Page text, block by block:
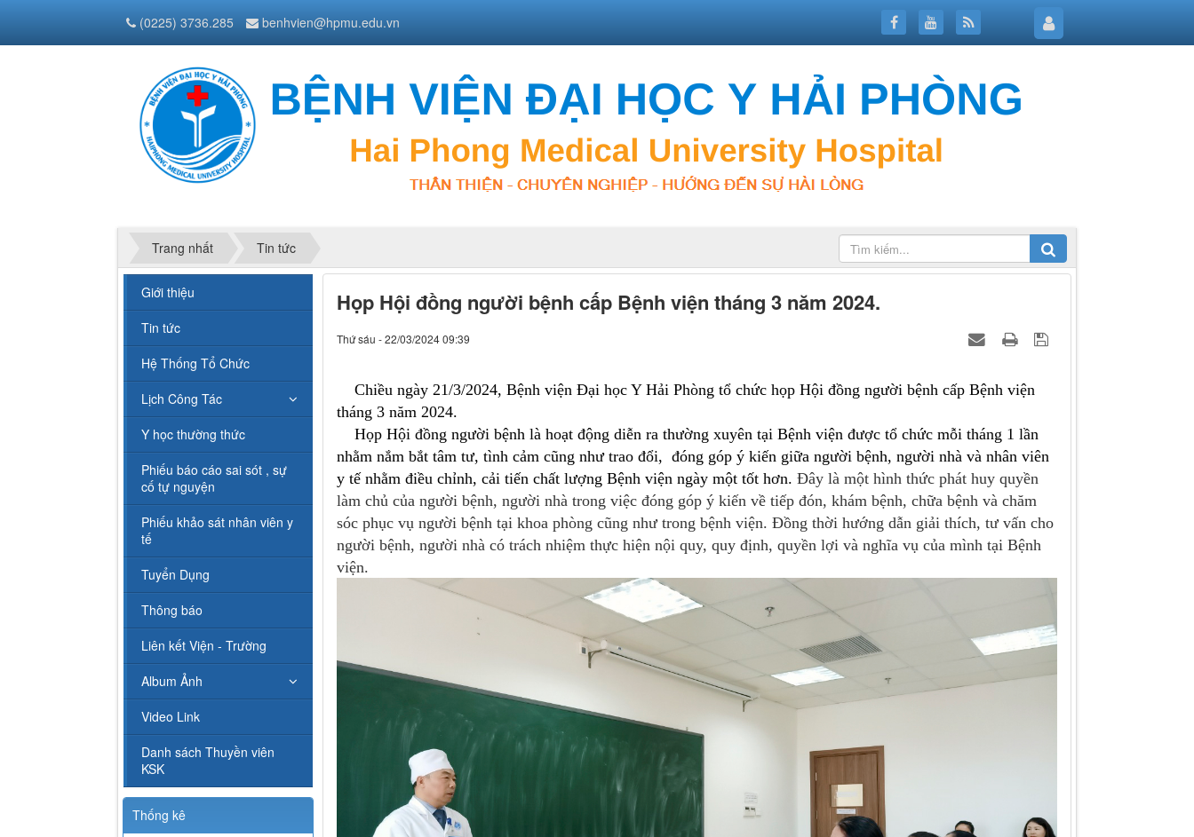
(0225) 3736.285 benhvien@hpmu.edu.vn
Trang nhất Tin tức
Họp Hội đồng người bệnh cấp Bệnh viện tháng 3 năm 2024.
Thứ sáu - 22/03/2024 09:39
Chiều ngày 21/3/2024, Bệnh viện Đại học Y Hải Phòng tổ chức họp Hội đồng người bệnh cấp Bệnh viện
tháng 3 năm 2024.
Họp Hội đồng người bệnh là hoạt động diễn ra thường xuyên tại Bệnh viện được tổ chức mỗi tháng 1 lần
nhằm nắm bắt tâm tư, tình cảm cũng như trao đổi, đóng góp ý kiến giữa người bệnh, người nhà và nhân viên
y tế nhằm điều chỉnh, cải tiến chất lượng Bệnh viện ngày một tốt hơn. Đây là một hình thức phát huy quyền
làm chủ của người bệnh, người nhà trong việc đóng góp ý kiến về tiếp đón, khám bệnh, chữa bệnh và chăm
sóc phục vụ người bệnh tại khoa phòng cũng như trong bệnh viện. Đồng thời hướng dẫn giải thích, tư vấn cho
người bệnh, người nhà có trách nhiệm thực hiện nội quy, quy định, quyền lợi và nghĩa vụ của mình tại Bệnh
viện.
Giới thiệu
Tin tức
Hệ Thống Tổ Chức
Lịch Công Tác
Y học thường thức
Phiếu báo cáo sai sót , sự
cố tự nguyện
Phiếu khảo sát nhân viên y
tế
Tuyển Dụng
Thông báo
Liên kết Viện - Trường
Album Ảnh
Video Link
Danh sách Thuyền viên
KSK
Thống kê